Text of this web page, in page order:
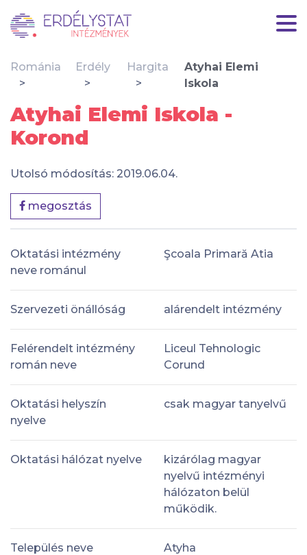
Románia Erdély Hargita
Atyhai Elemi
Iskola
Atyhai Elemi Iskola -
Korond
Utolsó módosítás: 2019.06.04.
megosztás
Oktatási intézmény
neve románul
Şcoala Primară Atia
Szervezeti önállóság alárendelt intézmény
Felérendelt intézmény
román neve
Liceul Tehnologic
Corund
Oktatási helyszín
nyelve
csak magyar tanyelvű
Oktatási hálózat nyelve
kizárólag magyar
nyelvű intézményi
hálózaton belül
működik.
Település neve
Atyha